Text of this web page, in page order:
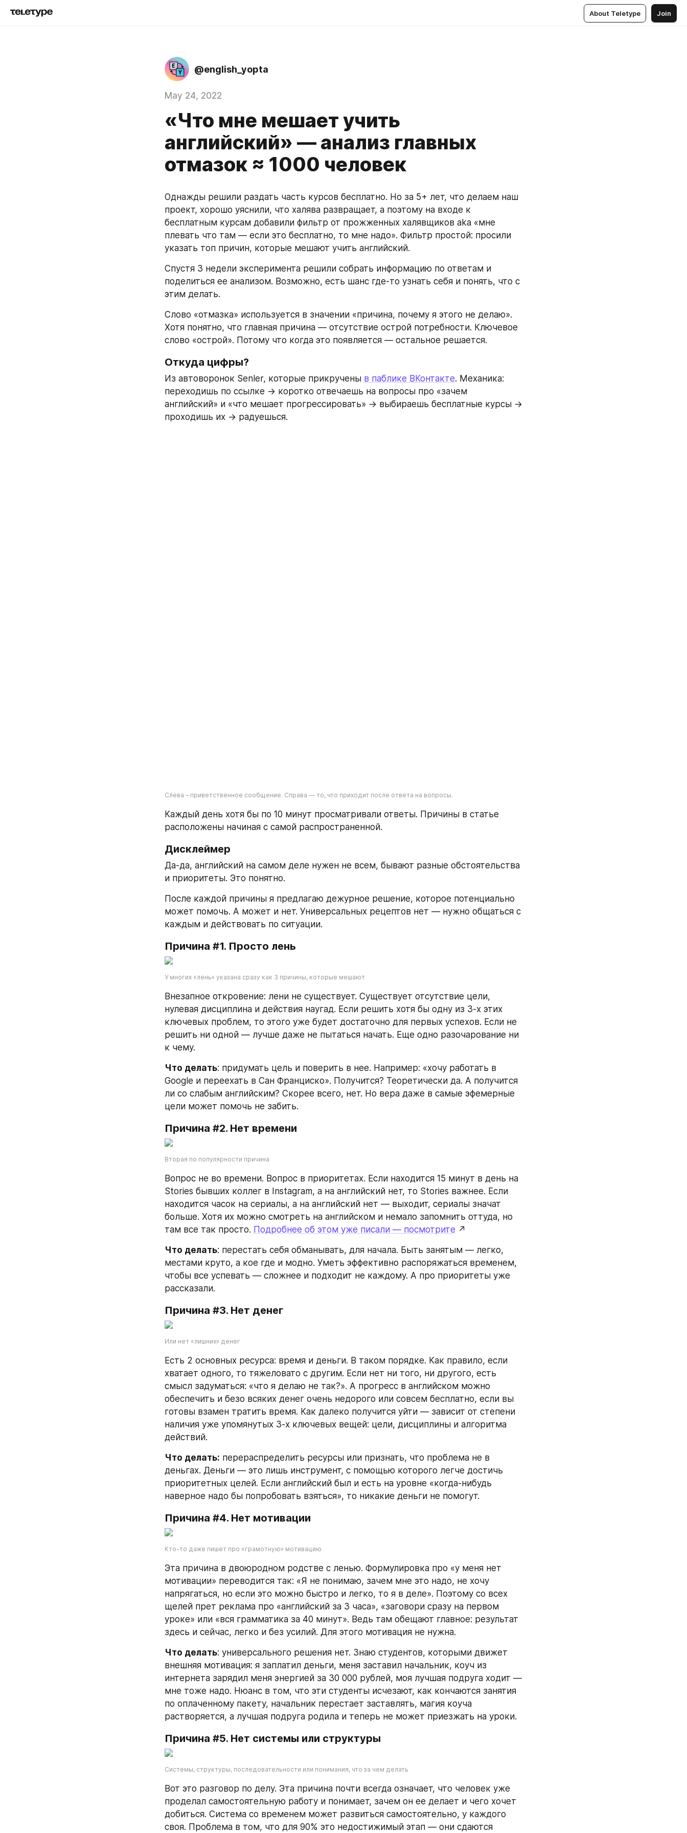
About Teletype Join
@english_yopta
May 24, 2022
«Что мне мешает учить
английский» — анализ главных
отмазок ≈ 1000 человек
Однажды решили раздать часть курсов бесплатно. Но за 5+ лет, что делаем наш
проект, хорошо уяснили, что халява развращает, а поэтому на входе к
бесплатным курсам добавили фильтр от прожженных халявщиков aka «мне
плевать что там — если это бесплатно, то мне надо». Фильтр простой: просили
указать топ причин, которые мешают учить английский.
Спустя 3 недели эксперимента решили собрать информацию по ответам и
поделиться ее анализом. Возможно, есть шанс где-то узнать себя и понять, что с
этим делать.
Слово «отмазка» используется в значении «причина, почему я этого не делаю».
Хотя понятно, что главная причина — отсутствие острой потребности. Ключевое
слово «острой». Потому что когда это появляется — остальное решается.
Откуда цифры?
Из автоворонок Senler, которые прикручены в паблике ВКонтакте. Механика:
переходишь по ссылке → коротко отвечаешь на вопросы про «зачем
английский» и «что мешает прогрессировать» → выбираешь бесплатные курсы →
проходишь их → радуешься.
Слева – приветственное сообщение. Справа — то, что приходит после ответа на вопросы.
Каждый день хотя бы по 10 минут просматривали ответы. Причины в статье
расположены начиная с самой распространенной.
Дисклеймер
Да-да, английский на самом деле нужен не всем, бывают разные обстоятельства
и приоритеты. Это понятно.
После каждой причины я предлагаю дежурное решение, которое потенциально
может помочь. А может и нет. Универсальных рецептов нет — нужно общаться с
каждым и действовать по ситуации.
Причина #1. Просто лень
У многих «лень» указана сразу как 3 причины, которые мешают
Внезапное откровение: лени не существует. Существует отсутствие цели,
нулевая дисциплина и действия наугад. Если решить хотя бы одну из 3-х этих
ключевых проблем, то этого уже будет достаточно для первых успехов. Если не
решить ни одной — лучше даже не пытаться начать. Еще одно разочарование ни
к чему.
Что делать: придумать цель и поверить в нее. Например: «хочу работать в
Google и переехать в Сан Франциско». Получится? Теоретически да. А получится
ли со слабым английским? Скорее всего, нет. Но вера даже в самые эфемерные
цели может помочь не забить.
Причина #2. Нет времени
Вторая по популярности причина
Вопрос не во времени. Вопрос в приоритетах. Если находится 15 минут в день на
Stories бывших коллег в Instagram, а на английский нет, то Stories важнее. Если
находится часок на сериалы, а на английский нет — выходит, сериалы значат
больше. Хотя их можно смотреть на английском и немало запомнить оттуда, но
там все так просто. Подробнее об этом уже писали — посмотрите ↗️
Что делать: перестать себя обманывать, для начала. Быть занятым — легко,
местами круто, а кое где и модно. Уметь эффективно распоряжаться временем,
чтобы все успевать — сложнее и подходит не каждому. А про приоритеты уже
рассказали.
Причина #3. Нет денег
Или нет «лишних» денег
Есть 2 основных ресурса: время и деньги. В таком порядке. Как правило, если
хватает одного, то тяжеловато с другим. Если нет ни того, ни другого, есть
смысл задуматься: «что я делаю не так?». А прогресс в английском можно
обеспечить и безо всяких денег очень недорого или совсем бесплатно, если вы
готовы взамен тратить время. Как далеко получится уйти — зависит от степени
наличия уже упомянутых 3-х ключевых вещей: цели, дисциплины и алгоритма
действий.
Что делать: перераспределить ресурсы или признать, что проблема не в
деньгах. Деньги — это лишь инструмент, с помощью которого легче достичь
приоритетных целей. Если английский был и есть на уровне «когда-нибудь
наверное надо бы попробовать взяться», то никакие деньги не помогут.
Причина #4. Нет мотивации
Кто-то даже пишет про «грамотную» мотивацию
Эта причина в двоюродном родстве с ленью. Формулировка про «у меня нет
мотивации» переводится так: «Я не понимаю, зачем мне это надо, не хочу
напрягаться, но если это можно быстро и легко, то я в деле». Поэтому со всех
щелей прет реклама про «английский за 3 часа», «заговори сразу на первом
уроке» или «вся грамматика за 40 минут». Ведь там обещают главное: результат
здесь и сейчас, легко и без усилий. Для этого мотивация не нужна.
Что делать: универсального решения нет. Знаю студентов, которыми движет
внешняя мотивация: я заплатил деньги, меня заставил начальник, коуч из
интернета зарядил меня энергией за 30 000 рублей, моя лучшая подруга ходит —
мне тоже надо. Нюанс в том, что эти студенты исчезают, как кончаются занятия
по оплаченному пакету, начальник перестает заставлять, магия коуча
растворяется, а лучшая подруга родила и теперь не может приезжать на уроки.
Причина #5. Нет системы или структуры
Системы, структуры, последовательности или понимания, что за чем делать
Вот это разговор по делу. Эта причина почти всегда означает, что человек уже
проделал самостоятельную работу и понимает, зачем он ее делает и чего хочет
добиться. Система со временем может развиться самостоятельно, у каждого
своя. Проблема в том, что для 90% это недостижимый этап — они сдаются